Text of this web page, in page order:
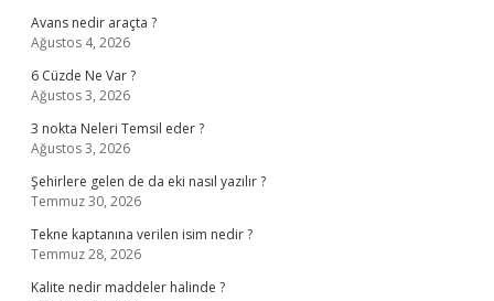
Avans nedir araçta ?
Ağustos 4, 2026
6 Cüzde Ne Var ?
Ağustos 3, 2026
3 nokta Neleri Temsil eder ?
Ağustos 3, 2026
Şehirlere gelen de da eki nasıl yazılır ?
Temmuz 30, 2026
Tekne kaptanına verilen isim nedir ?
Temmuz 28, 2026
Kalite nedir maddeler halinde ?